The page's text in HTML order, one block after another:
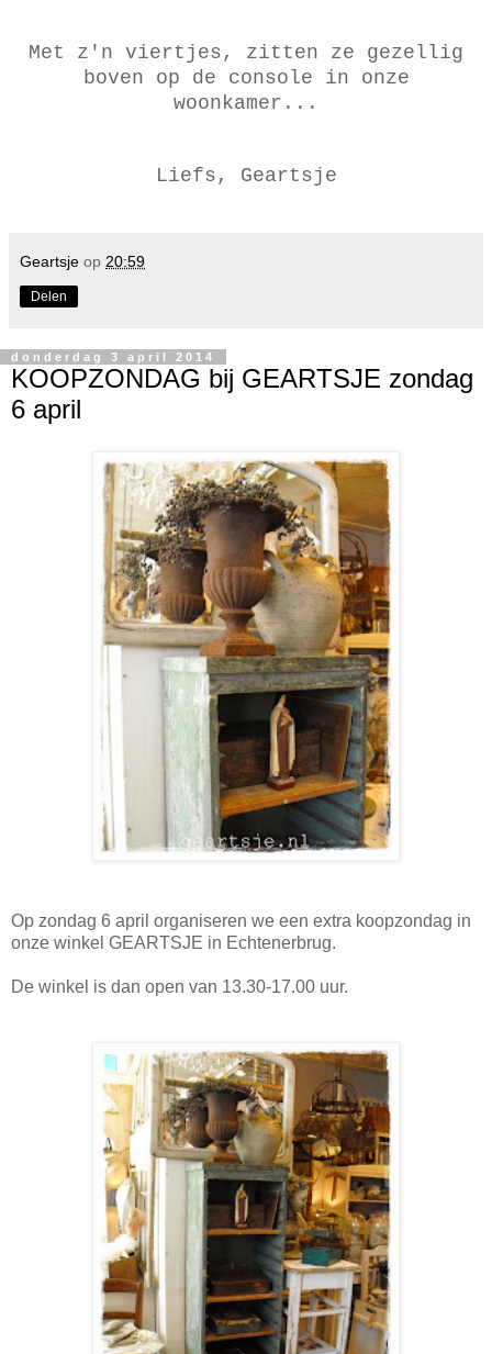
Met z'n viertjes, zitten ze gezellig
boven op de console in onze
woonkamer...
Liefs, Geartsje
Geartsje op 20:59
Delen
donderdag 3 april 2014
KOOPZONDAG bij GEARTSJE zondag
6 april
Op zondag 6 april organiseren we een extra koopzondag in
onze winkel GEARTSJE in Echtenerbrug.
De winkel is dan open van 13.30-17.00 uur.